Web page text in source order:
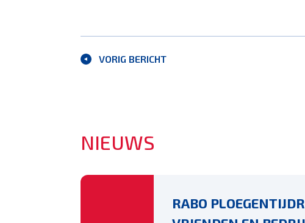
VORIG BERICHT
NIEUWS
RABO